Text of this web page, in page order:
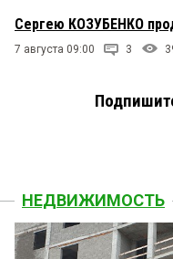
Сергею КОЗУБЕНКО
7 августа 09:00 3
НЕДВИЖИМОСТЬ